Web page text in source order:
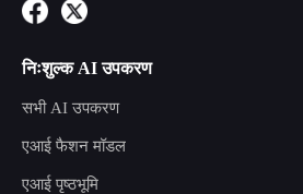
निःशुल्क AI उपकरण
सभी AI उपकरण
एआई फैशन मॉडल
एआई पृष्ठभूमि